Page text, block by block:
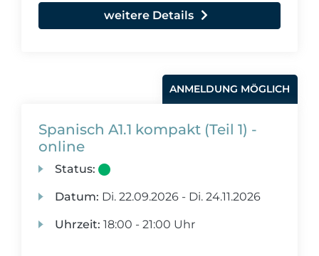
weitere Details
ANMELDUNG MÖGLICH
Spanisch A1.1 kompakt (Teil 1) -
online
Status:
Datum: Di. 22.09.2026 - Di. 24.11.2026
Uhrzeit: 18:00 - 21:00 Uhr